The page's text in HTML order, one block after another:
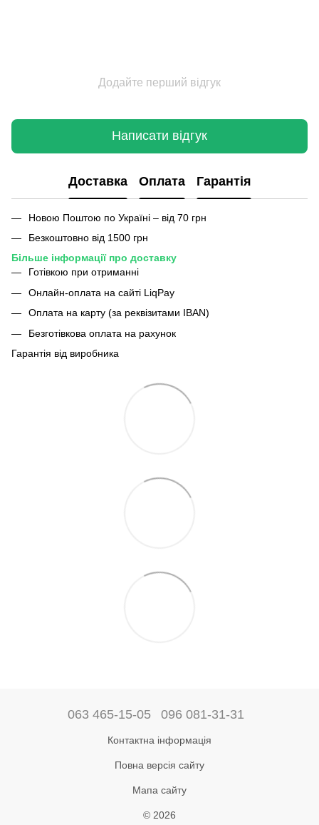
Додайте перший відгук
Написати відгук
Доставка Оплата Гарантія
Новою Поштою по Україні – від 70 грн
Безкоштовно від 1500 грн
Більше інформації про доставку
Готівкою при отриманні
Онлайн-оплата на сайті LiqPay
Оплата на карту (за реквізитами IBAN)
Безготівкова оплата на рахунок
Гарантія від виробника
063 465-15-05 096 081-31-31
Контактна інформація
Повна версія сайту
Мапа сайту
© 2026